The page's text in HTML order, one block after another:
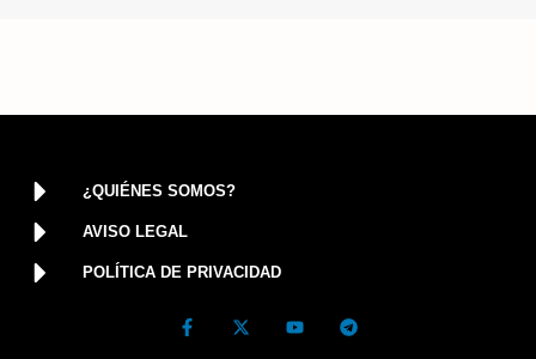
¿QUIÉNES SOMOS?
AVISO LEGAL
POLÍTICA DE PRIVACIDAD